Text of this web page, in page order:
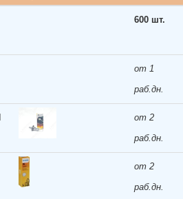
600 шт.
от 1
раб.дн.
от 2
раб.дн.
от 2
раб.дн.